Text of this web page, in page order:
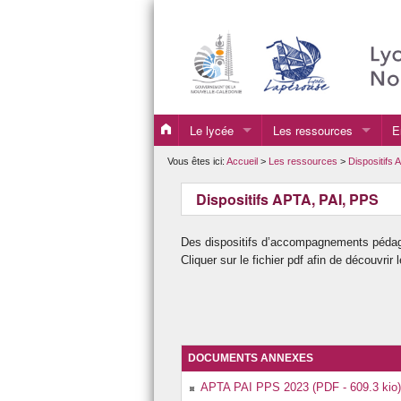
Le lycée
Coordonnées
Histoire
La vie du lycée
Le CIO et les Psy-EN
L’internat du lycée
Les ressources
Culture
Les expositions
Section Internationale
Les associations du lycée
Dispositifs APTA, PAI,
Vous êtes ici: Accueil > Les ressources > Dispositifs
Dispositifs APTA, PAI, PPS
Des dispositifs d’accompagnements
Cliquer sur le fichier pdf afin de découvrir
DOCUMENTS ANNEXES
APTA PAI PPS 2023 (PDF - 609.3 kio)